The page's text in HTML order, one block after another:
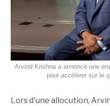
Arvind Krishna a annoncé une
pour accélérer sur le
Lors d'une allocution,